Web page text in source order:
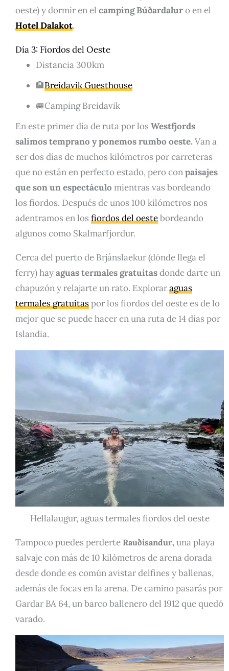
oeste) y dormir en el camping Búðardaluro en el
Hotel Dalakot.
Día 3: Fiordos del Oeste
Distancia 300km
🏨Breidavik Guesthouse
🚐Camping Breidavik
En este primer día de ruta por los Westfjords
salimos temprano y ponemos rumbo oeste. Van a
ser dos días de muchos kilómetros por carreteras
que no están en perfecto estado, pero conpaisajes
que son un espectáculo mientras vas bordeando
los fiordos. Después de unos 100 kilómetros nos
adentramos en los fiordos del oestebordeando
algunos como Skalmarfjordur.
Cerca del puerto de Brjánslaekur (dónde llega el
ferry) hayaguas termales gratuitasdonde darte un
chapuzón y relajarte un rato. Exploraraguas
termales gratuitaspor los fiordos del oeste es de lo
mejor que se puede hacer en una ruta de 14 días por
Islandia.
Hellalaugur, aguas termales fiordos del oeste
Tampoco puedes perderte Rauðisandur, una playa
salvaje con más de 10 kilómetros de arena dorada
desde donde es común avistar delfines y ballenas,
además de focas en la arena. De camino pasarás por
Gardar BA 64, un barco ballenero del 1912 que quedó
varado.